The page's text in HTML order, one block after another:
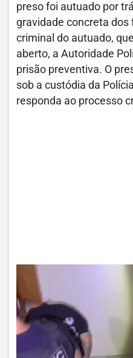
preso foi autuado por
gravidade concreta
criminal do autuado,
aberto, a Autoridade
prisão preventiva. O
sob a custódia da
responda ao processo